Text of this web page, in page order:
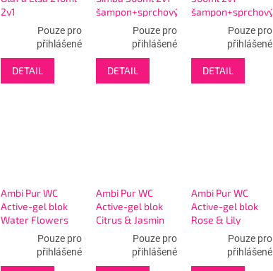
2v1
šampon+sprchový
gel MIX 12ks
Pouze pro
přihlášené
DETAIL
šampon+sprchový
Pouze pro
přihlášené
DETAIL
šampon+sprchový
Pouze pro
přihlášené
DETAIL
Ambi Pur WC
Active-gel blok
Water Flowers
Pouze pro
přihlášené
Ambi Pur WC
Active-gel blok
Citrus & Jasmin
Pouze pro
přihlášené
Ambi Pur WC
Active-gel blok
Rose & Lily
Pouze pro
přihlášené